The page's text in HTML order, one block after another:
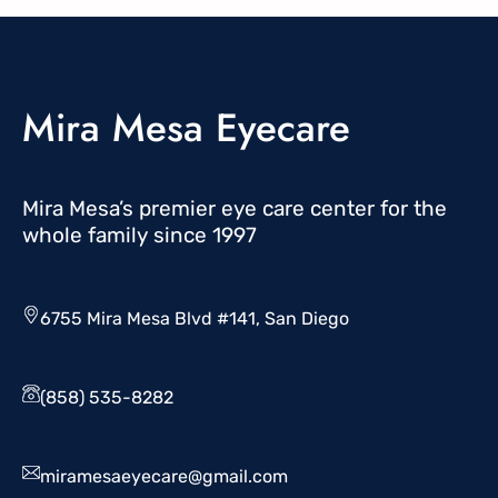
Mira Mesa Eyecare
Mira Mesa’s premier eye care center for the
whole family since 1997
6755 Mira Mesa Blvd #141, San Diego
(858) 535-8282
miramesaeyecare@gmail.com